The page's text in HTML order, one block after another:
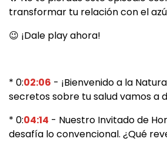
transformar tu relación con el
😉 ¡Dale play ahora!
* 0:02:06 - ¡Bienvenido a la
secretos sobre tu salud vamos a
* 0:04:14 - Nuestro Invitado de
desafía lo convencional. ¿Qué